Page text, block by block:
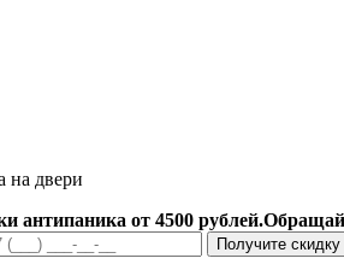
на двери
антипаника от 4500 рублей.
Получите